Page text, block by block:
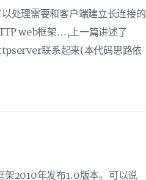
处理需要和客户端建立长连接的
web框架…,上一篇讲述了
联系起来(本代码思路依
2010年发布1.0版本。可以说